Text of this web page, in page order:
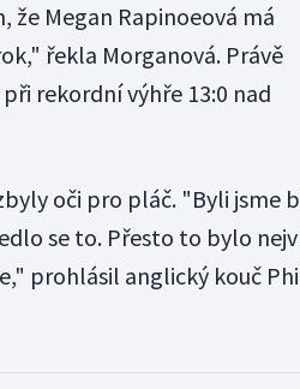
že Megan Rapinoeová má
řekla Morganová. Právě
rekordní výhře 13:0 nad
oči pro pláč. "Byli jsme
se to. Přesto to bylo
prohlásil anglický kouč